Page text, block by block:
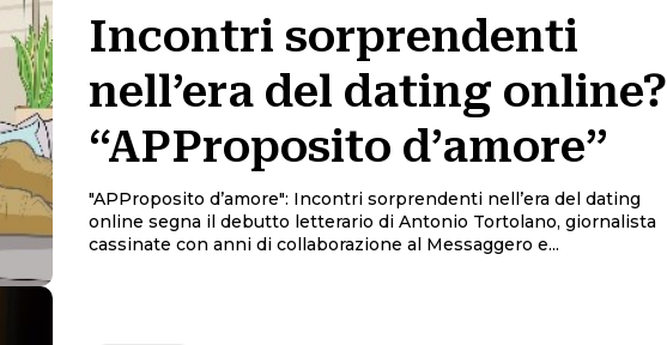
Incontri sorprendenti
nell’era del dating online?
“APProposito d’amore”
"APProposito d’amore": Incontri sorprendenti nell’era del dating
online segna il debutto letterario di Antonio Tortolano, giornalista
cassinate con anni di collaborazione al Messaggero e...